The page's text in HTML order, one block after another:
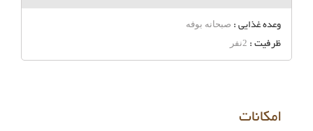
وعده غذایی : صبحانه بوفه
ظرفیت : 2نفر
امکانات